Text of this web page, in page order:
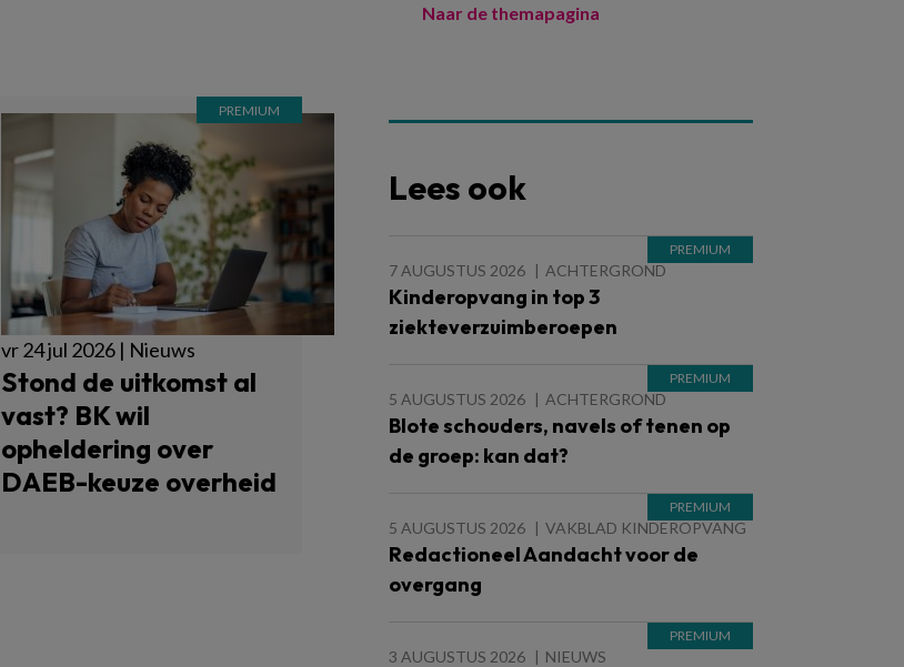
vr 24 jul 2026 | Nieuws
Stond de uitkomst al
vast? BK wil
opheldering over
DAEB-keuze overheid
Naar de themapagina
Lees ook
7 AUGUSTUS 2026 ACHTERGROND
Kinderopvang in top 3
ziekteverzuimberoepen
5 AUGUSTUS 2026 ACHTERGROND
Blote schouders, navels of tenen op
de groep: kan dat?
5 AUGUSTUS 2026 VAKBLAD KINDEROPVANG
Redactioneel Aandacht voor de
overgang
3 AUGUSTUS 2026 NIEUWS